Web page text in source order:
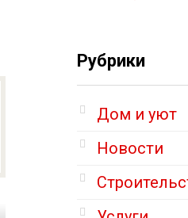
Рубрики
Дом и уют
Новости